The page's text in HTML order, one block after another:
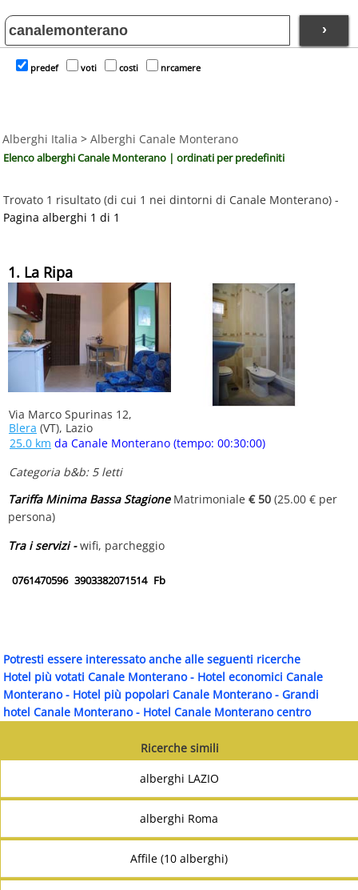
›
predef voti costi nrcamere
Alberghi Italia > Alberghi Canale Monterano
Elenco alberghi Canale Monterano | ordinati per predefiniti
Trovato 1 risultato (di cui 1 nei dintorni di Canale Monterano) -
Pagina alberghi 1 di 1
1. La Ripa
Via Marco Spurinas 12,
Blera (VT), Lazio
25.0 km da Canale Monterano (tempo: 00:30:00)
Categoria b&b: 5 letti
Tariffa Minima Bassa StagioneMatrimoniale € 50 (25.00 € per
persona)
Tra i servizi -wifi, parcheggio
0761470596 3903382071514 Fb
Potresti essere interessato anche alle seguenti ricerche
Hotel più votati Canale Monterano- Hotel economici Canale
Monterano- Hotel più popolari Canale Monterano- Grandi
hotel Canale Monterano- Hotel Canale Monterano centro
Ricerche simili
alberghi LAZIO
alberghi Roma
Affile (10 alberghi)